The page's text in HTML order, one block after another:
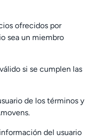
ofrecidos por
sea un miembro
si se cumplen las
de los términos y
del usuario